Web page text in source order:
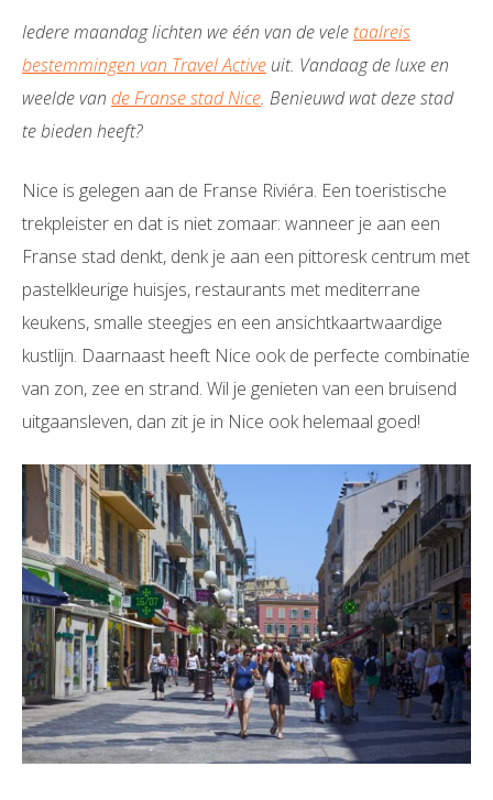
Iedere maandag lichten we één van de veletaalreis
bestemmingen van Travel Active uit. Vandaag de luxe en
weelde van de Franse stad Nice. Benieuwd wat deze stad
te bieden heeft?
Nice is gelegen aan de Franse Riviéra. Een toeristische
trekpleister en dat is niet zomaar: wanneer je aan een
Franse stad denkt, denk je aan een pittoresk centrum met
pastelkleurige huisjes, restaurants met mediterrane
keukens, smalle steegjes en een ansichtkaartwaardige
kustlijn. Daarnaast heeft Nice ook de perfecte combinatie
van zon, zee en strand. Wil je genieten van een bruisend
uitgaansleven, dan zit je in Nice ook helemaal goed!